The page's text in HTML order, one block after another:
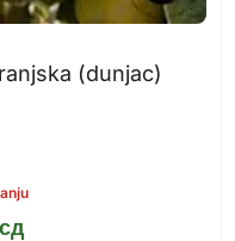
(dunjac)